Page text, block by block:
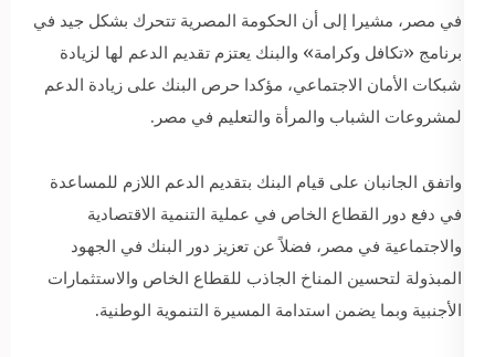
في مصر، مشيرا إلى أن الحكومة المصرية تتحرك بشكل جيد في
برنامج «تكافل وكرامة» والبنك يعتزم تقديم الدعم لها لزيادة
شبكات الأمان الاجتماعي، مؤكدا حرص البنك على زيادة الدعم
لمشروعات الشباب والمرأة والتعليم في مصر.
واتفق الجانبان على قيام البنك بتقديم الدعم اللازم للمساعدة
في دفع دور القطاع الخاص في عملية التنمية الاقتصادية
والاجتماعية في مصر، فضلاً عن تعزيز دور البنك في الجهود
المبذولة لتحسين المناخ الجاذب للقطاع الخاص والاستثمارات
الأجنبية وبما يضمن استدامة المسيرة التنموية الوطنية.